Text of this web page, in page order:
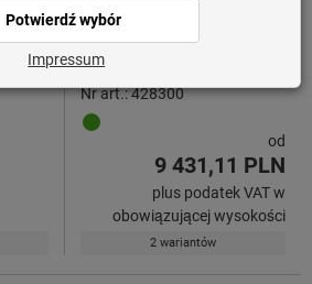
Uniwersalne przyrządy
pomiarowe w kasecie
drewnianej
Bowers GROUP
Nr art.: 428300
od
9 431,11 PLN
plus podatek VAT w
obowiązującej wysokości
2 wariantów